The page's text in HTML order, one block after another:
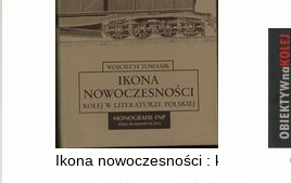
Ikona nowoczesności : kolej w